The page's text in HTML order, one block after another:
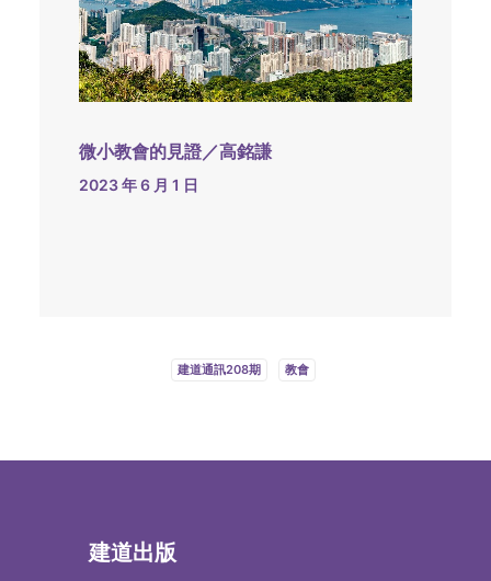
微小教會的見證／高銘謙
2023 年 6 月 1 日
建道通訊208期 教會
建道出版